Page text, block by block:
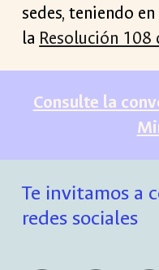
sedes, teniendo
la Resolución 108
Consulte la
Te invitamos a
redes sociales